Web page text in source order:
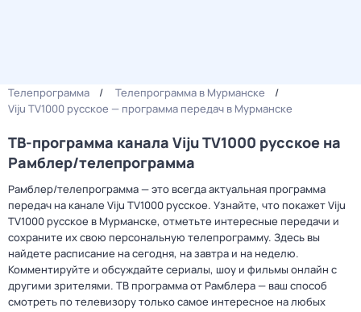
Телепрограмма
Телепрограмма в Мурманске
Viju TV1000 русское — программа передач в Мурманске
ТВ-программа канала Viju TV1000 русское на
Рамблер/телепрограмма
Рамблер/телепрограмма — это всегда актуальная программа
передач на канале Viju TV1000 русское. Узнайте, что покажет Viju
TV1000 русское в Мурманске, отметьте интересные передачи и
сохраните их свою персональную телепрограмму. Здесь вы
найдете расписание на сегодня, на завтра и на неделю.
Комментируйте и обсуждайте сериалы, шоу и фильмы онлайн с
другими зрителями. ТВ программа от Рамблера — ваш способ
смотреть по телевизору только самое интересное на любых